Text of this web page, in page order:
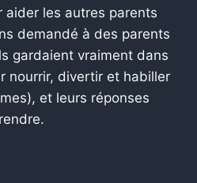
aider les autres parents
demandé à des parents
gardaient vraiment dans
nourrir, divertir et habiller
et leurs réponses